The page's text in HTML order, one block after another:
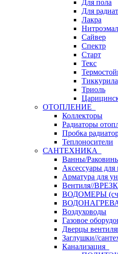
Для пола
Для
Лакра
Сайвер
Спектр
Старт
Текс
Тиккурила
Триоль
ОТОПЛЕНИЕ
Коллекторы
Радиаторы
Пробка
Теплоносители
САНТЕХНИКА
Ванны/
Аксессуары для
Арматура для
Вентиля//
ВОДОМЕРЫ
Воздуховоды
Газовое
Дверцы
Заглушки//
Канализация